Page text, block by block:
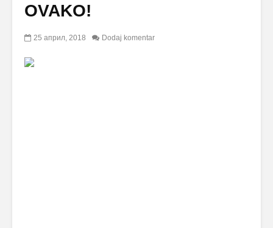
OVAKO!
25 април, 2018 Dodaj komentar